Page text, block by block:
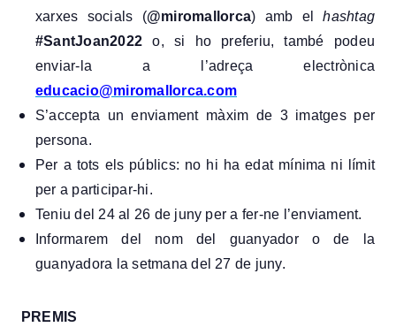
xarxes socials (@miromallorca) amb elhashtag
#SantJoan2022 o, si ho preferiu, també podeu
enviar-la a l’adreça electrònica
educacio@miromallorca.com
S’accepta un enviament màxim de 3 imatges per
persona.
Per a tots els públics: no hi ha edat mínima ni límit
per a participar-hi.
Teniu del 24 al 26 de juny per a fer-ne l’enviament.
Informarem del nom del guanyador o de la
guanyadora la setmana del 27 de juny.
PREMIS